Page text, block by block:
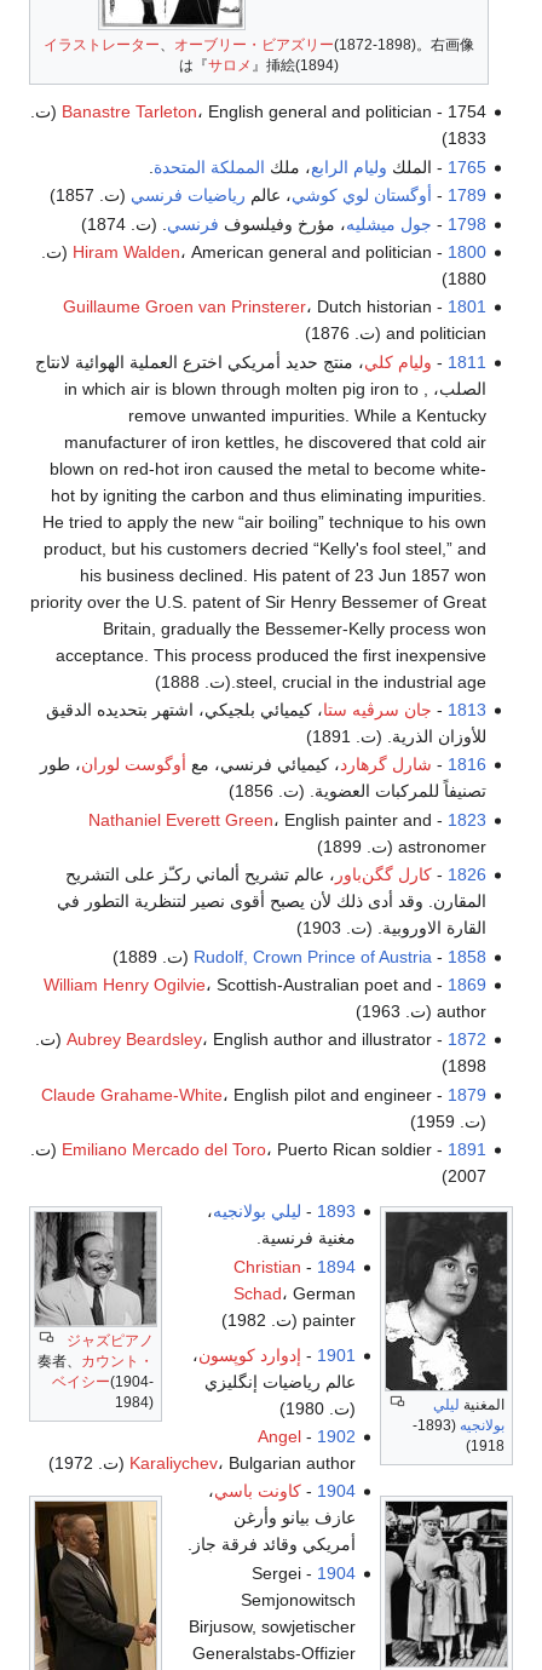
イラストレーター、 オーブリー・ビアズリー(1872-1898)。右画像
は『サロメ 』挿絵(1894)
1754 -
Banastre Tarleton ، English general and politician (ت.
1833)
1765 - الملك وليام الرابع، ملك المملكة المتحدة
1789
- أوگستان لوي كوشي، عالم رياضيات فرنسي (ت. 1857)
1798
- جول ميشليه، مؤرخ وفيلسوف فرنسي . (ت. 1874)
1800
-
Hiram Walden ، American general and politician (ت.
1880)
1801
-
Guillaume Groen van Prinsterer، Dutch historian
and politician (ت. 1876)
1811
- وليام كلي، منتج حديد أمريكي اخترع العملية الهوائية لانتاج
الصلب، , in which air is blown through molten pig iron to
remove unwanted impurities. While a Kentucky
manufacturer of iron kettles, he discovered that cold air
blown on red-hot iron caused the metal to become white-
hot by igniting the carbon and thus eliminating impurities.
He tried to apply the new “air boiling” technique to his own
product, but his customers decried “Kelly's fool steel,” and
his business declined. His patent of 23 Jun 1857 won
priority over the U.S. patent of Sir Henry Bessemer of Great
Britain, gradually the Bessemer-Kelly process won
acceptance. This process produced the first inexpensive
steel, crucial in the industrial age.(ت. 1888)
1813
- جان سرڤيه ستا، كيميائي بلجيكي، اشتهر بتحديده الدقيق
للأوزان الذرية. (ت. 1891)
1816
- شارل گرهارد، كيميائي فرنسي، مع أوگوست لوران، طور
تصنيفاً للمركبات العضوية. (ت. 1856)
1823
-
Nathaniel Everett Green، English painter and
astronomer (ت. 1899)
1826
-كارل گگن‌باور ، عالم تشريح ألماني ركـّز على التشريح
المقارن. وقد أدى ذلك لأن يصبح أقوى نصير لتنظرية التطور في
القارة الاوروبية. (ت. 1903)
1858
-
Rudolf, Crown Prince of Austria (ت. 1889)
1869
-
William Henry Ogilvie، Scottish-Australian poet and
author (ت. 1963)
1872
-
Aubrey Beardsley ، English author and illustrator (ت.
1898)
1879
-
Claude Grahame-White، English pilot and engineer
(ت. 1959)
1891
-
Emiliano Mercado del Toro ، Puerto Rican soldier (ت.
2007)
المغنية ليلي
بولانجيه
(1893-
1918)
ジャズピアノ
奏者、 カウント・
ベイシー(1904-
1984)
1893
- ليلي بولانجيه،
مغنية فرنسية.
1894
-
Christian
Schad، German
painter (ت. 1982)
1901
- إدوارد كوپسون،
عالم رياضيات إنگليزي
(ت. 1980)
1902
-
Angel
Karaliychev، Bulgarian author (ت. 1972)
1904
- كاونت باسي،
عازف بيانو وأرغن
أمريكي وقائد فرقة جاز.
1904
- Sergei
Semjonowitsch
Birjusow, sowjetischer
Generalstabs-Offizier